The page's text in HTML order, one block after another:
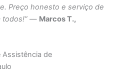
Preço honesto e serviço de
todos!” — Marcos T.,
Assistência de